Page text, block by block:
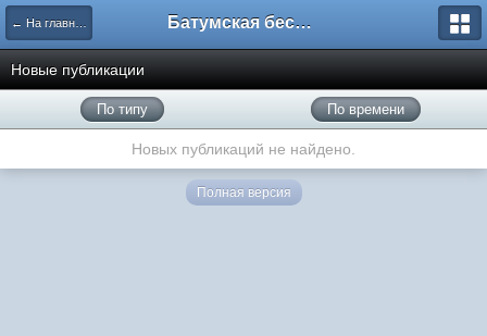
← На главную Батумская беседка
Новые публикации
По типу По времени
Новых публикаций не найдено.
Полная версия